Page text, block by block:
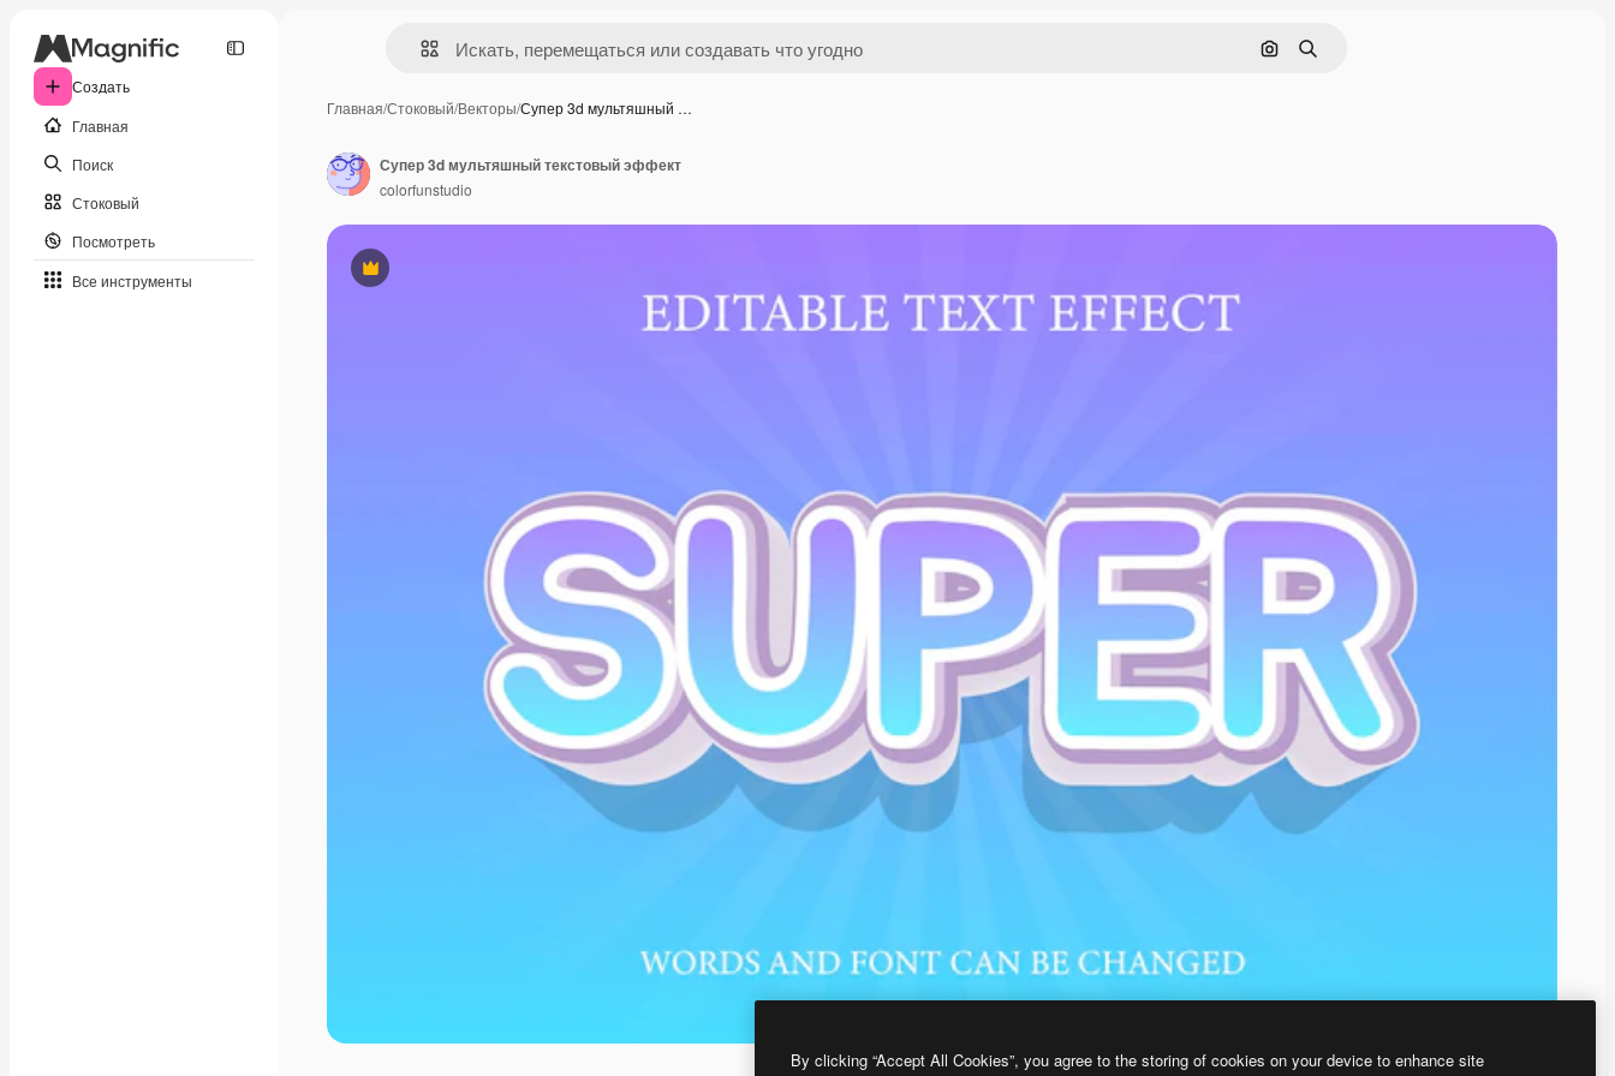
Создать
Главная
Поиск
Стоковый
Посмотреть
Все инструменты
Поиск по изображению
Поиск
Главная/Стоковый/Векторы/Супер 3d мультяшный …
Премиум
Супер 3d мультяшный текстовый эффект
colorfunstudio
By clicking “Accept All Cookies”, you agree to the storing of cookies on your device to enhance site